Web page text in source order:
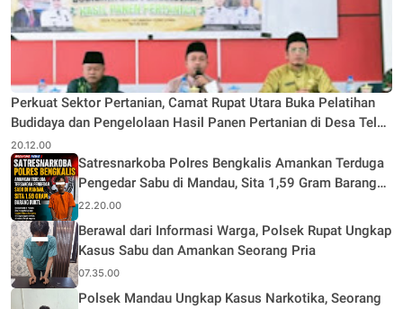
Perkuat Sektor Pertanian, Camat Rupat Utara Buka Pelatihan
Budidaya dan Pengelolaan Hasil Panen Pertanian di Desa Teluk
Rhu
20.12.00
Satresnarkoba Polres Bengkalis Amankan Terduga
Pengedar Sabu di Mandau, Sita 1,59 Gram Barang
Bukti
22.20.00
Berawal dari Informasi Warga, Polsek Rupat Ungkap
Kasus Sabu dan Amankan Seorang Pria
07.35.00
Polsek Mandau Ungkap Kasus Narkotika, Seorang